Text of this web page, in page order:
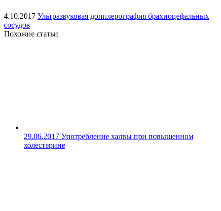
4.10.2017 Ультразвуковая допплерография брахиоцефальных
сосудов
Похожие статьи
29.06.2017 Употребление халвы при повышенном
холестерине